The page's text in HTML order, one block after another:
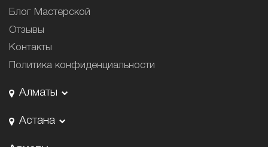
Блог Мастерской
Отзывы
Контакты
Политика конфиденциальности
Алматы
Астана